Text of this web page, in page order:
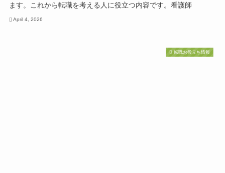
ます。これから転職を考える人に役立つ内容です。看護師
April 4, 2026
転職お役立ち情報